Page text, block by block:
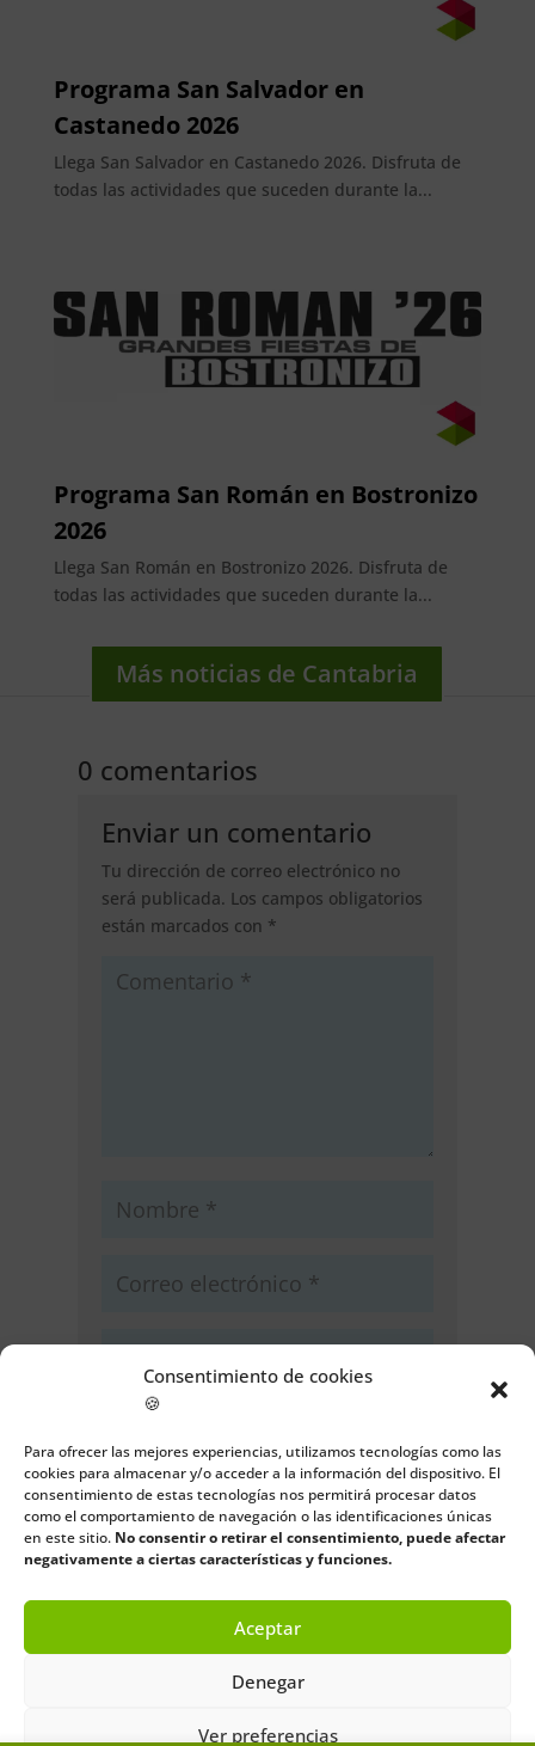
Consentimiento de cookies
🍪
Para ofrecer las mejores experiencias, utilizamos tecnologías como las
cookies para almacenar y/o acceder a la información del dispositivo. El
consentimiento de estas tecnologías nos permitirá procesar datos
como el comportamiento de navegación o las identificaciones únicas
en este sitio. No consentir o retirar el consentimiento, puede afectar
negativamente a ciertas características y funciones.
Aceptar
Denegar
Ver preferencias
Programa San Salvador en
Castanedo 2026
Llega San Salvador en Castanedo 2026. Disfruta de
todas las actividades que suceden durante la...
Programa San Román en Bostronizo
2026
Llega San Román en Bostronizo 2026. Disfruta de
todas las actividades que suceden durante la...
Más noticias de Cantabria
0 comentarios
Enviar un comentario
Tu dirección de correo electrónico no
será publicada. Los campos obligatorios
están marcados con *
Guarda mi nombre, correo
electrónico y web en este navegador
para la próxima vez que comente.
Enviar comentario